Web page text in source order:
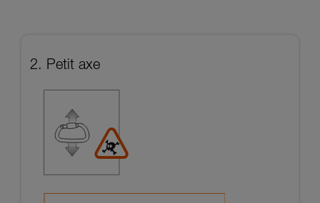
2. Petit axe